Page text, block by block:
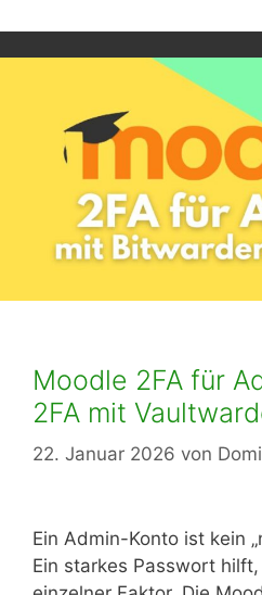
Moodle 2FA für
2FA mit
22. Januar 2026 von
Ein Admin-Konto ist kein
Ein starkes Passwort